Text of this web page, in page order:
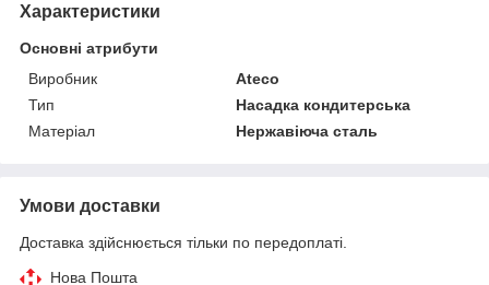
Характеристики
Основні атрибути
Виробник
Ateco
Тип
Насадка кондитерська
Матеріал
Нержавіюча сталь
Умови доставки
Доставка здійснюється тільки по передоплаті.
Нова Пошта